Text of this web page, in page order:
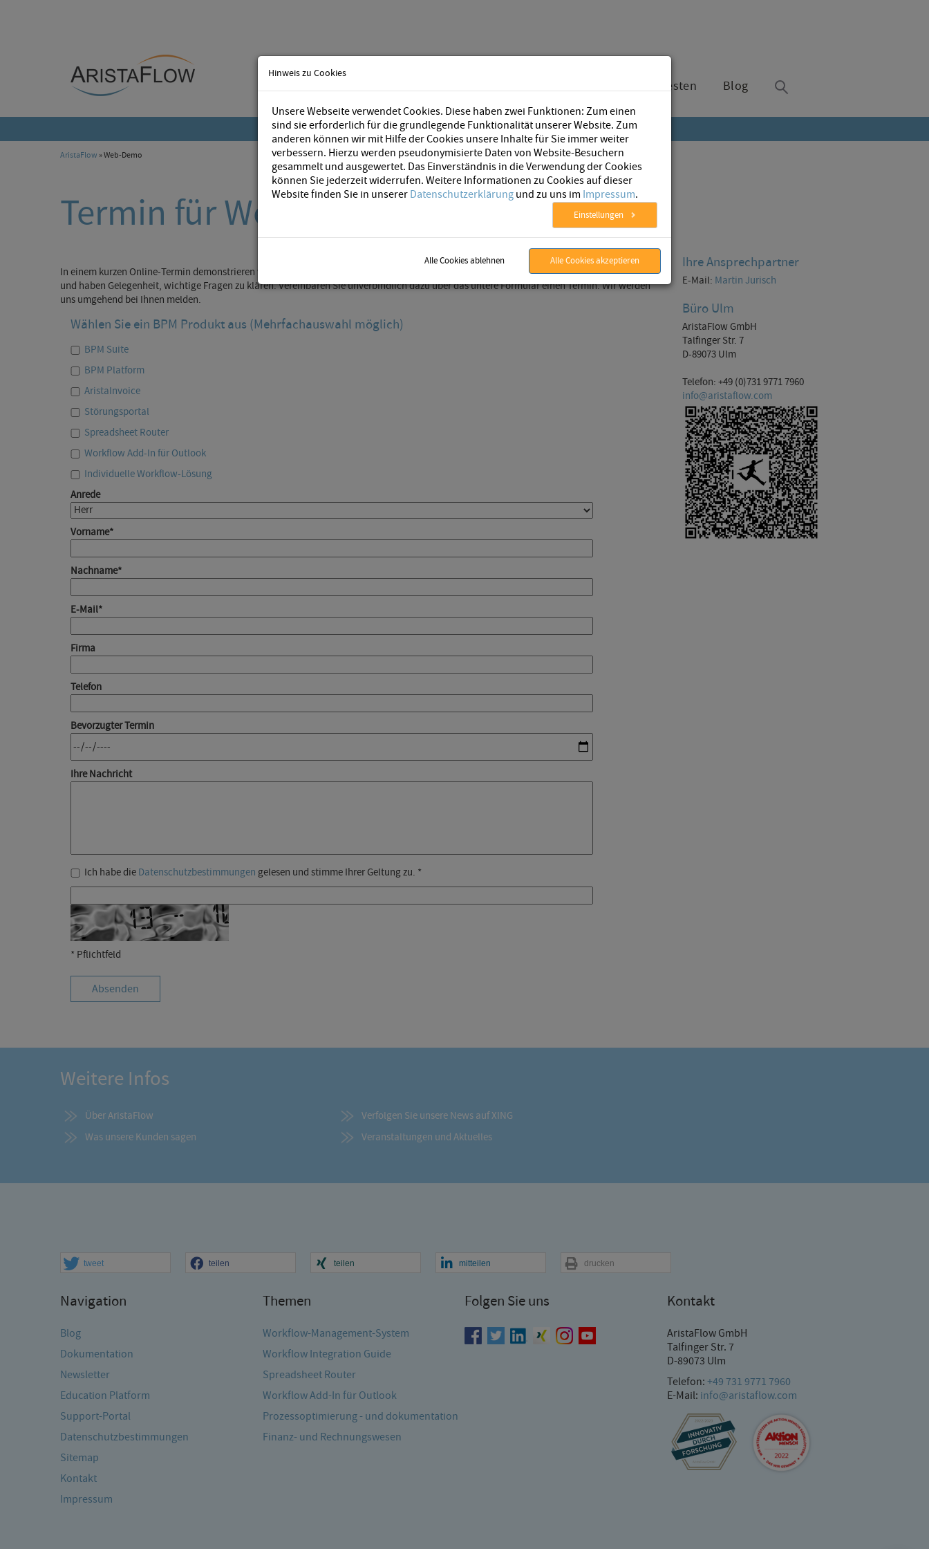
BPM Software Unternehmen Jetzt testen Blog
AristaFlow » Web-Demo
Termin für Web-Demo anfordern
In einem kurzen Online-Termin demonstrieren wir Ihnen gern unsere Produkte. Sie erhalten schnell und ohne Aufwand einen Gesamteindruck
und haben Gelegenheit, wichtige Fragen zu klären. Vereinbaren Sie unverbindlich dazu über das untere Formular einen Termin. Wir werden
uns umgehend bei Ihnen melden.
Wählen Sie ein BPM Produkt aus (Mehrfachauswahl möglich)
BPM Suite
BPM Platform
AristaInvoice
Störungsportal
Spreadsheet Router
Workflow Add-In für Outlook
Individuelle Workflow-Lösung
Anrede
Vorname*
Nachname*
E-Mail*
Firma
Telefon
Bevorzugter Termin
Ihre Nachricht
Ich habe die Datenschutzbestimmungen gelesen und stimme Ihrer Geltung zu. *
* Pflichtfeld
Ihre Ansprechpartner
E-Mail: Martin Jurisch
Büro Ulm
AristaFlow GmbH
Talfinger Str. 7
D-89073 Ulm
Telefon: +49 (0)731 9771 7960
info@aristaflow.com
Weitere Infos
Über AristaFlow
Was unsere Kunden sagen
Verfolgen Sie unsere News auf XING
Veranstaltungen und Aktuelles
tweet teilen teilen mitteilen drucken
Navigation
Blog
Dokumentation
Newsletter
Education Platform
Support-Portal
Datenschutzbestimmungen
Sitemap
Kontakt
Impressum
Themen
Workflow-Management-System
Workflow Integration Guide
Spreadsheet Router
Workflow Add-In für Outlook
Prozessoptimierung - und dokumentation
Finanz- und Rechnungswesen
Folgen Sie uns Kontakt
AristaFlow GmbH
Talfinger Str. 7
D-89073 Ulm
Telefon:+49 731 9771 7960
E-Mail: info@aristaflow.com
Hinweis zu Cookies
Unsere Webseite verwendet Cookies. Diese haben zwei Funktionen: Zum einen
sind sie erforderlich für die grundlegende Funktionalität unserer Website. Zum
anderen können wir mit Hilfe der Cookies unsere Inhalte für Sie immer weiter
verbessern. Hierzu werden pseudonymisierte Daten von Website-Besuchern
gesammelt und ausgewertet. Das Einverständnis in die Verwendung der Cookies
können Sie jederzeit widerrufen. Weitere Informationen zu Cookies auf dieser
Website finden Sie in unsererDatenschutzerklärungund zu uns im Impressum.
Einstellungen
Alle Cookies ablehnen Alle Cookies akzeptieren